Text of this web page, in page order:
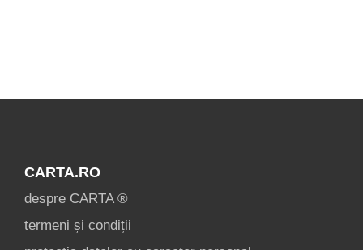
CARTA.RO
despre CARTA ®
termeni și condiții